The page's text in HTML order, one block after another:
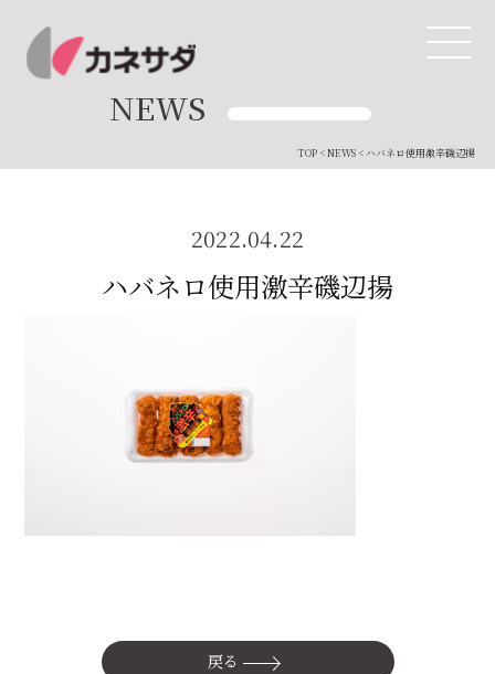
TOP
生産体制
美味しい安心
品質管理
直営店
リニューアル中
NEWS
TOP<NEWS< ハバネロ使用激辛磯辺揚
2022.04.22
ハバネロ使用激辛磯辺揚
戻る